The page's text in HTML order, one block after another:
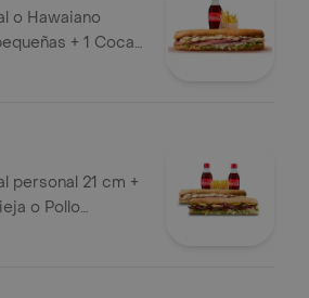
o Hawaiano
+ 1 Coca
personal 21 cm +
o Pollo
de 16 oz